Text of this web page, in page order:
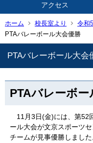
アクセス
ホーム 校長室より
令和
PTAバレーボール大会優勝
PTAバレーボール大会
PTAバレーボー
11月3日(金)には、第52
ール大会が文京スポーツ
チームが見事優勝しまし